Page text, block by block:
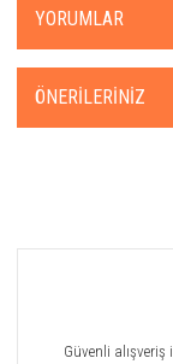
YORUMLAR
ÖNERILERINIZ
Güvenli alışveriş